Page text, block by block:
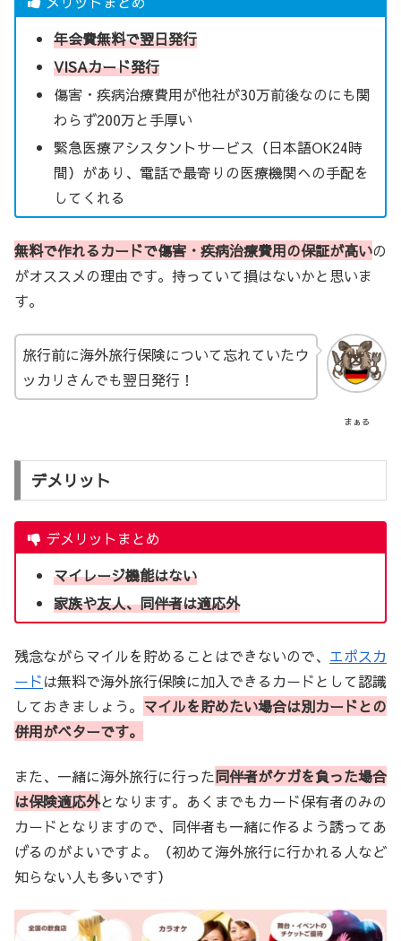
年会費無料で翌日発行
VISAカード発行
傷害・疾病治療費用が他社が30万前後なのにも関
わらず200万と手厚い
緊急医療アシスタントサービス（日本語OK24時
間）があり、電話で最寄りの医療機関への手配を
してくれる
無料で作れるカードで傷害・疾病治療費用の保証が高いの
がオススメの理由です。持っていて損はないかと思いま
す。
まぁる
旅行前に海外旅行保険について忘れていたウ
ッカリさんでも翌日発行！
デメリット
デメリットまとめ
マイレージ機能はない
家族や友人、同伴者は適応外
残念ながらマイルを貯めることはできないので、 エポスカ
ードは無料で海外旅行保険に加入できるカードとして認識
しておきましょう。 マイルを貯めたい場合は別カードとの
併用がベターです。
また、一緒に海外旅行に行った同伴者がケガを負った場合
は保険適応外となります。あくまでもカード保有者のみの
カードとなりますので、同伴者も一緒に作るよう誘ってあ
げるのがよいですよ。（初めて海外旅行に行かれる人など
知らない人も多いです）